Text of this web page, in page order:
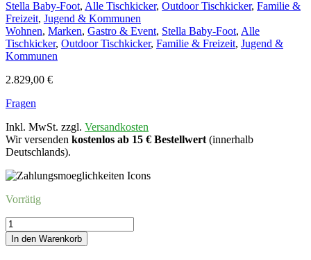
Stella Baby-Foot, Alle Tischkicker, Outdoor Tischkicker, Familie &
Freizeit, Jugend & Kommunen
Wohnen, Marken, Gastro & Event, Stella Baby-Foot, Alle
Tischkicker, Outdoor Tischkicker, Familie & Freizeit, Jugend &
Kommunen
2.829,00 €
Fragen
Inkl. MwSt. zzgl. Versandkosten
Wir versenden kostenlos ab 15 € Bestellwert (innerhalb
Deutschlands).
Vorrätig
Kicker
STELLA
STAROUT
In den Warenkorb